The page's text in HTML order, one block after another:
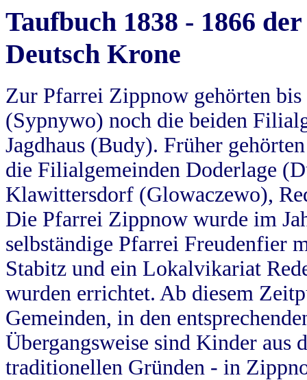
Taufbuch 1838 - 1866
Deutsch Krone
Zur Pfarrei Zippnow gehörten
(Sypnywo) noch die beiden
Jagdhaus (Budy). Früher
die Filialgemeinden Doderlage
Klawittersdorf (Glowaczewo),
Die Pfarrei Zippnow wurde im
selbständige Pfarrei Freudenfier
Stabitz und ein Lokalvikariat
wurden errichtet. Ab diesem
Gemeinden, in den
Übergangsweise sind Kinder aus
traditionellen Gründen - in